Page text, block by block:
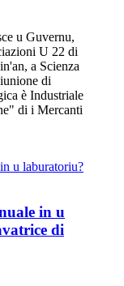
u Guvernu,
U 22 di
a Scienza
di
è Industriale
di i Mercanti
in u
di